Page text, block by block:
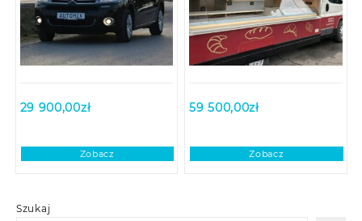
Szukaj
29 900,00zł
Zobacz
59 500,00zł
Zobacz